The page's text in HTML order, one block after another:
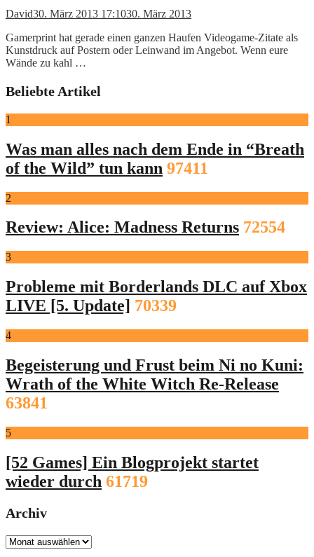
David30. März 2013 17:1030. März 2013
Gamerprint hat gerade einen ganzen Haufen Videogame-Zitate als
Kunstdruck auf Postern oder Leinwand im Angebot. Wenn eure
Wände zu kahl …
Beliebte Artikel
1
Was man alles nach dem Ende in “Breath
of the Wild” tun kann 97411
2
Review: Alice: Madness Returns 72554
3
Probleme mit Borderlands DLC auf Xbox
LIVE [5. Update] 70339
4
Begeisterung und Frust beim Ni no Kuni:
Wrath of the White Witch Re-Release
63841
5
[52 Games] Ein Blogprojekt startet
wieder durch 61719
Archiv
Archiv